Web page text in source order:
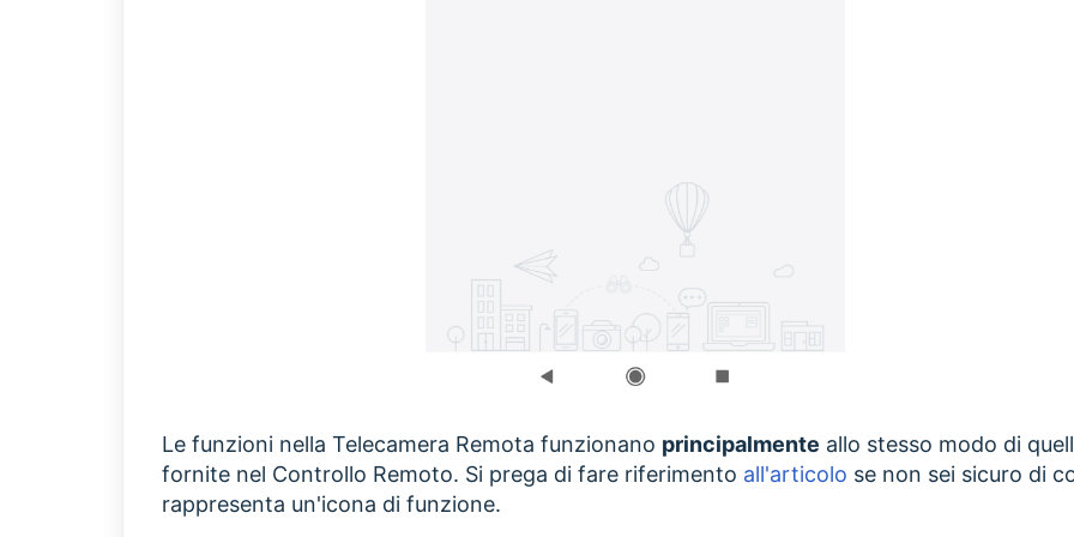
Le funzioni nella Telecamera Remota funzionano principalmente allo stesso modo di
fornite nel Controllo Remoto. Si prega di fare riferimento all'articolo se non sei sicuro di
rappresenta un'icona di funzione.